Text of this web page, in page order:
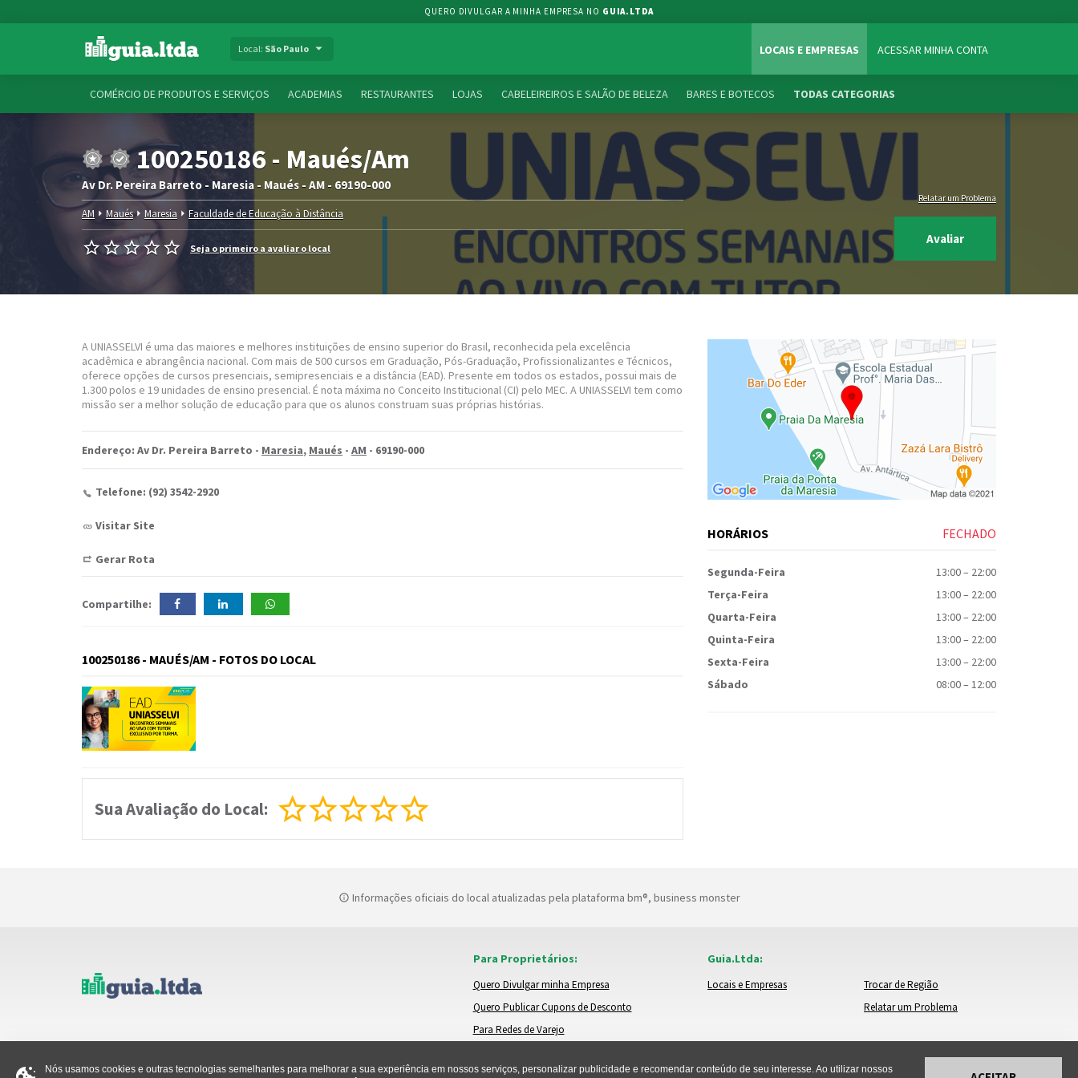
QUERO DIVULGAR A MINHA EMPRESA NO GUIA.LTDA
Local: São Paulo LOCAIS E EMPRESAS ACESSAR MINHA CONTA
COMÉRCIO DE PRODUTOS E SERVIÇOS ACADEMIAS RESTAURANTES LOJAS CABELEIREIROS E SALÃO DE BELEZA BARES E BOTECOS TODAS CATEGORIAS
100250186 - Maués/Am
Av Dr. Pereira Barreto - Maresia - Maués - AM - 69190-000
AM Maués Maresia Faculdade de Educação à Distância
Seja o primeiro a avaliar o local
Relatar um Problema
Avaliar
A UNIASSELVI é uma das maiores e melhores instituições de ensino superior do Brasil, reconhecida pela excelência
acadêmica e abrangência nacional. Com mais de 500 cursos em Graduação, Pós-Graduação, Profissionalizantes e Técnicos,
oferece opções de cursos presenciais, semipresenciais e a distância (EAD). Presente em todos os estados, possui mais de
1.300 polos e 19 unidades de ensino presencial. É nota máxima no Conceito Institucional (CI) pelo MEC. A UNIASSELVI tem como
missão ser a melhor solução de educação para que os alunos construam suas próprias histórias.
Endereço: Av Dr. Pereira Barreto - Maresia, Maués - AM - 69190-000
Telefone: (92) 3542-2920
Visitar Site
Gerar Rota
Compartilhe:
100250186 - MAUÉS/AM - FOTOS DO LOCAL
Sua Avaliação do Local:
HORÁRIOS FECHADO
Segunda-Feira 13:00– 22:00
Terça-Feira
13:00– 22:00
Quarta-Feira
13:00– 22:00
Quinta-Feira
13:00– 22:00
Sexta-Feira
13:00– 22:00
Sábado
08:00– 12:00
Informações oficiais do local atualizadas pela plataforma bm®, business monster
Para Proprietários:
Quero Divulgar minha Empresa
Quero Publicar Cupons de Desconto
Para Redes de Varejo
Guia.Ltda:
Locais e Empresas
Trocar de Região
Relatar um Problema
Nós usamos cookies e outras tecnologias semelhantes para melhorar a sua experiência em nossos serviços, personalizar publicidade e recomendar conteúdo de seu interesse. Ao utilizar nossos